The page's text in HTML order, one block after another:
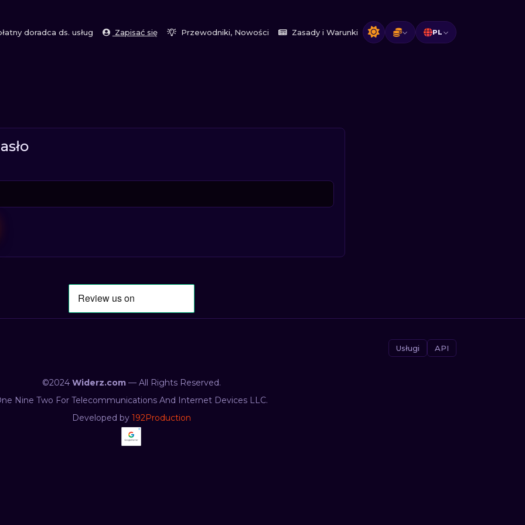
doradca ds. usług Zapisać się Przewodniki, Nowości Zasady i Warunki PL
Usługi API
©2024 Widerz.com— All Rights Reserved.
Nine Two For Telecommunications And Internet Devices LLC.
Developed by 192Production